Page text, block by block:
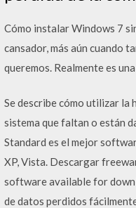
Cómo instalar Windows 7
cansador, más aún cuando
queremos. Realmente es
Se describe cómo utilizar la
sistema que faltan o están
Standard es el mejor
XP, Vista. Descargar
software available for
de datos perdidos